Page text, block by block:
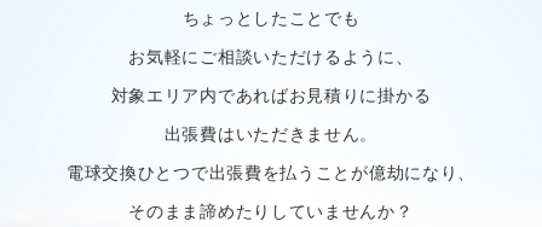
ちょっとしたことでも
お気軽にご相談いただけるように、
対象エリア内であればお見積りに掛かる
出張費はいただきません。
電球交換ひとつで出張費を払うことが億劫になり、
そのまま諦めたりしていませんか？